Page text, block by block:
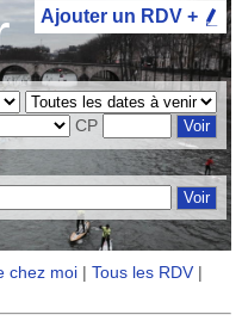
Ajouter un RDV +
CP
chez moi| Tous les RDV|